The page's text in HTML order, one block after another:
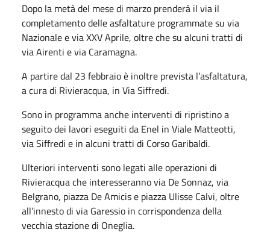
Dopo la metà del mese di marzo prenderà il via il
completamento delle asfaltature programmate su via
Nazionale e via XXV Aprile, oltre che su alcuni tratti di
via Airenti e via Caramagna.
A partire dal 23 febbraio è inoltre prevista l’asfaltatura,
a cura di Rivieracqua, in Via Siffredi.
Sono in programma anche interventi di ripristino a
seguito dei lavori eseguiti da Enel in Viale Matteotti,
via Siffredi e in alcuni tratti di Corso Garibaldi.
Ulteriori interventi sono legati alle operazioni di
Rivieracqua che interesseranno via De Sonnaz, via
Belgrano, piazza De Amicis e piazza Ulisse Calvi, oltre
all’innesto di via Garessio in corrispondenza della
vecchia stazione di Oneglia.